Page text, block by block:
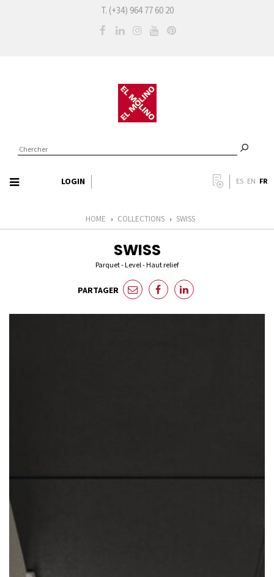
T. (+34) 964 77 60 20
ES EN FR
LOGIN
HOME › COLLECTIONS › SWISS
SWISS
Parquet - Level - Haut relief
PARTAGER